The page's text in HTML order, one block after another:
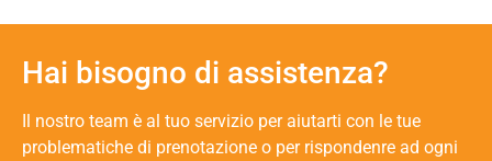
Hai bisogno di assistenza?
Il nostro team è al tuo servizio per aiutarti con le tue
problematiche di prenotazione o per rispondenre ad ogni